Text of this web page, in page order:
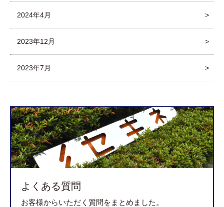
2024年4月
2023年12月
2023年7月
よくある質問
お客様からいただく質問をまとめました。